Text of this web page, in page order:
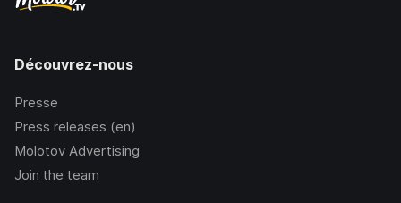
Découvrez-nous
Presse
Press releases (en)
Molotov Advertising
Join the team